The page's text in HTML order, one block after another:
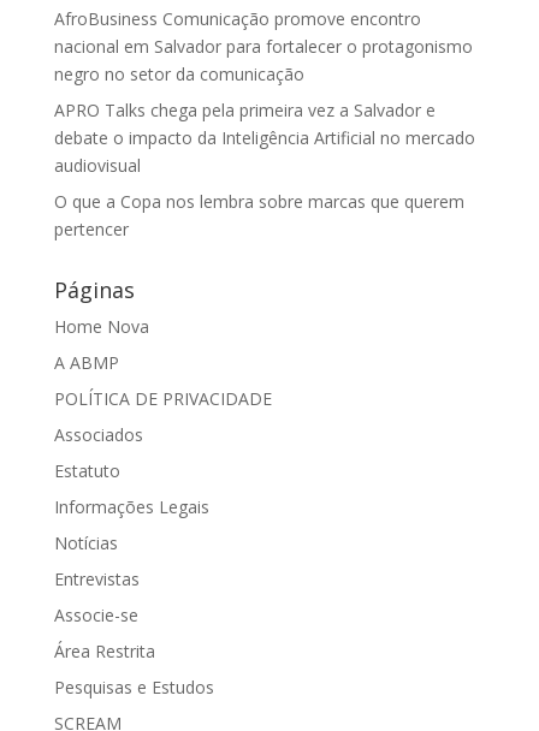
AfroBusiness Comunicação promove encontro
nacional em Salvador para fortalecer o protagonismo
negro no setor da comunicação
APRO Talks chega pela primeira vez a Salvador e
debate o impacto da Inteligência Artificial no mercado
audiovisual
O que a Copa nos lembra sobre marcas que querem
pertencer
Páginas
Home Nova
A ABMP
POLÍTICA DE PRIVACIDADE
Associados
Estatuto
Informações Legais
Notícias
Entrevistas
Associe-se
Área Restrita
Pesquisas e Estudos
SCREAM